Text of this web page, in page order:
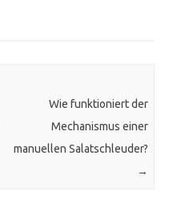
Wie funktioniert der
Mechanismus einer
manuellen Salatschleuder?
→